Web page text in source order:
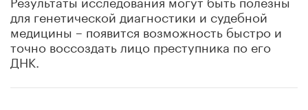
для генетической диагностики и судебной
медицины – появится возможность быстро и
точно воссоздать лицо преступника по его
ДНК.